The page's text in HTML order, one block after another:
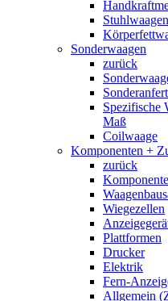
Stuhlwaagen
Sonderwaagen
zurück
Spezifische
Maß
Coilwaage
Komponenten +
zurück
Wiegezellen
Plattformen
Drucker
Elektrik
Fern-
Allgemein